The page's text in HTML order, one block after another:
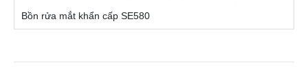
Bồn rửa mắt khẩn cấp SE580